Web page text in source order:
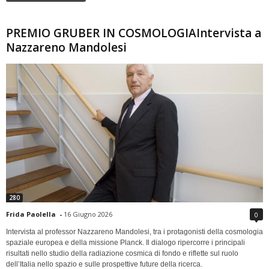
PREMIO GRUBER IN COSMOLOGIAIntervista a
Nazzareno Mandolesi
280
Frida Paolella - 16 Giugno 2026 0
Intervista al professor Nazzareno Mandolesi, tra i protagonisti della cosmologia
spaziale europea e della missione Planck. Il dialogo ripercorre i principali
risultati nello studio della radiazione cosmica di fondo e riflette sul ruolo
dell’Italia nello spazio e sulle prospettive future della ricerca.